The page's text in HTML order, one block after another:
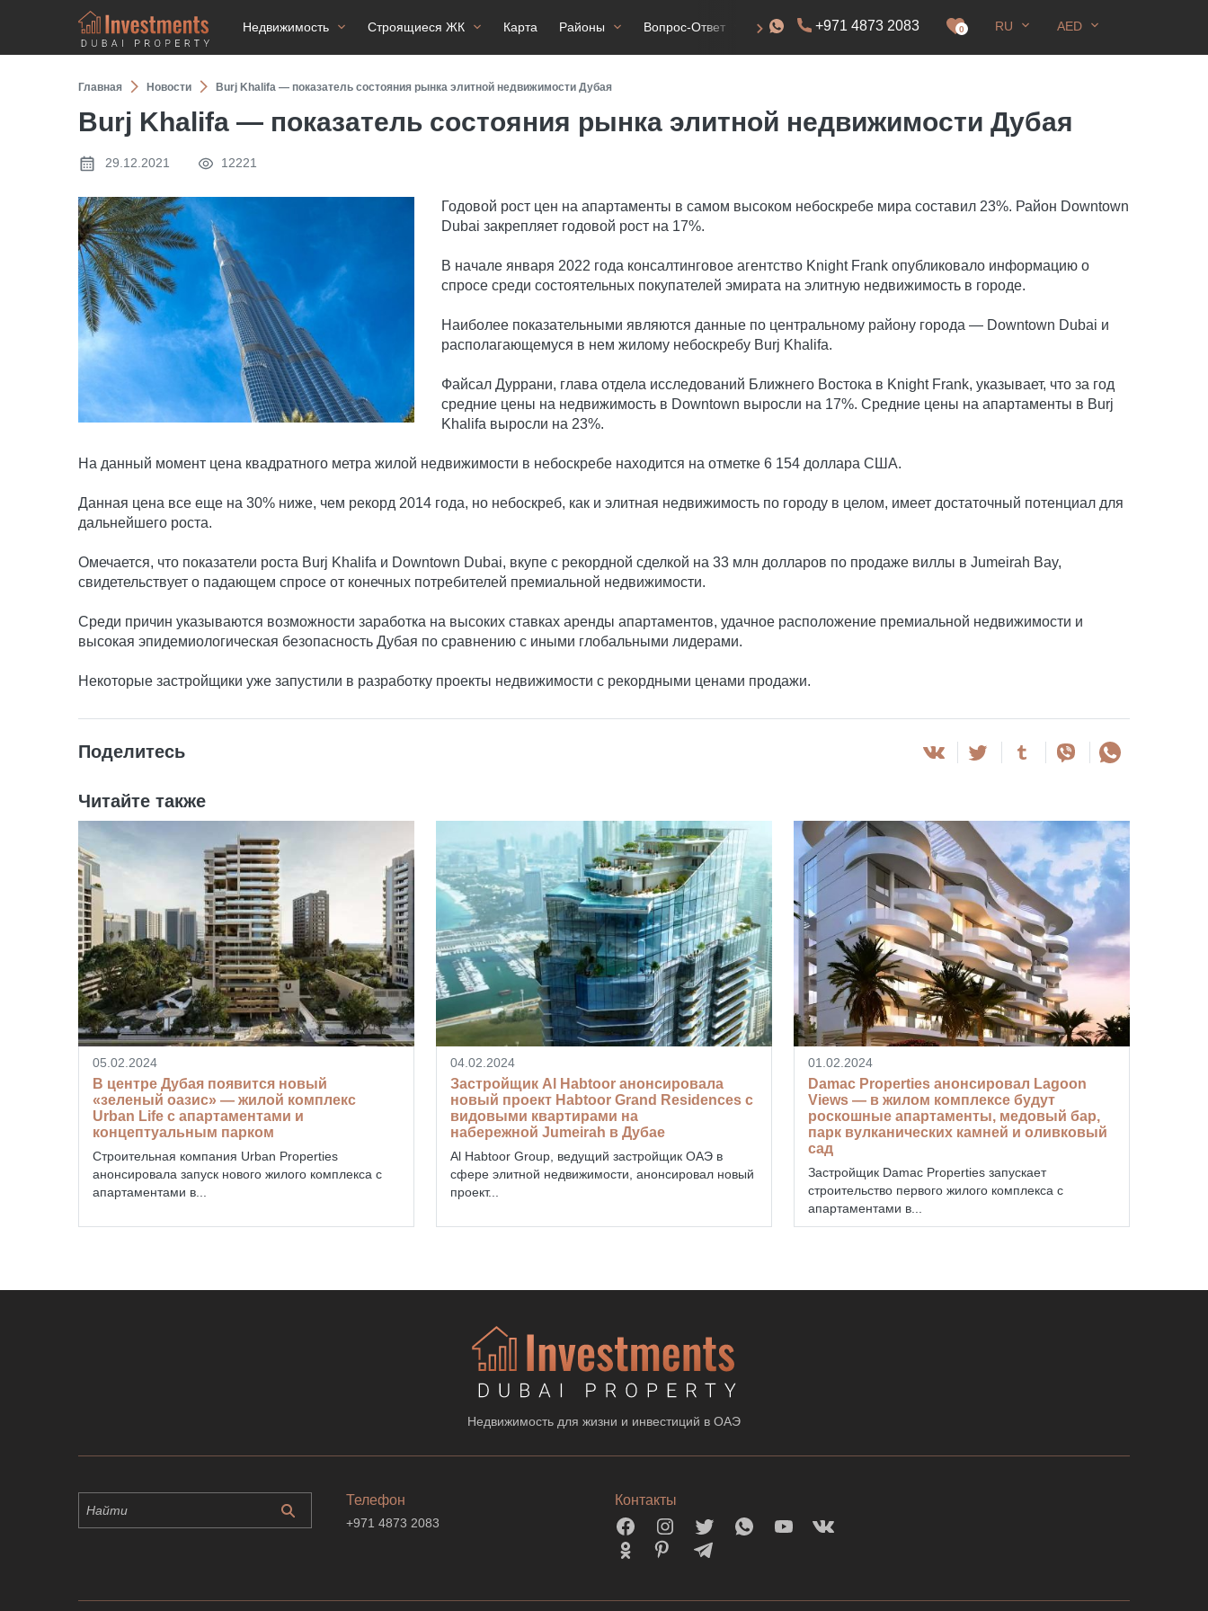
Недвижимость Строящиеся ЖК Карта Районы Вопрос-Ответ ВНЖ +971 4873 2083 0 RU AED
Главная Новости Burj Khalifa — показатель состояния рынка элитной недвижимости Дубая
Burj Khalifa — показатель состояния рынка элитной недвижимости Дубая
29.12.2021 12221
Годовой рост цен на апартаменты в самом высоком небоскребе мира составил 23%. Район Downtown
Dubai закрепляет годовой рост на 17%.
В начале января 2022 года консалтинговое агентство Knight Frank опубликовало информацию о
спросе среди состоятельных покупателей эмирата на элитную недвижимость в городе.
Наиболее показательными являются данные по центральному району города — Downtown Dubai и
располагающемуся в нем жилому небоскребу Burj Khalifa.
Файсал Дуррани, глава отдела исследований Ближнего Востока в Knight Frank, указывает, что за год
средние цены на недвижимость в Downtown выросли на 17%. Средние цены на апартаменты в Burj
Khalifa выросли на 23%.
На данный момент цена квадратного метра жилой недвижимости в небоскребе находится на отметке 6 154 доллара США.
Данная цена все еще на 30% ниже, чем рекорд 2014 года, но небоскреб, как и элитная недвижимость по городу в целом, имеет достаточный потенциал для
дальнейшего роста.
Омечается, что показатели роста Burj Khalifa и Downtown Dubai, вкупе с рекордной сделкой на 33 млн долларов по продаже виллы в Jumeirah Bay,
свидетельствует о падающем спросе от конечных потребителей премиальной недвижимости.
Среди причин указываются возможности заработка на высоких ставках аренды апартаментов, удачное расположение премиальной недвижимости и
высокая эпидемиологическая безопасность Дубая по сравнению с иными глобальными лидерами.
Некоторые застройщики уже запустили в разработку проекты недвижимости с рекордными ценами продажи.
Поделитесь
Читайте также
05.02.2024
В центре Дубая появится новый
«зеленый оазис» — жилой комплекс
Urban Life с апартаментами и
концептуальным парком
Строительная компания Urban Properties
анонсировала запуск нового жилого комплекса с
апартаментами в...
04.02.2024
Застройщик Al Habtoor анонсировала
новый проект Habtoor Grand Residences с
видовыми квартирами на
набережной Jumeirah в Дубае
Al Habtoor Group, ведущий застройщик ОАЭ в
сфере элитной недвижимости, анонсировал новый
проект...
01.02.2024
Damac Properties анонсировал Lagoon
Views — в жилом комплексе будут
роскошные апартаменты, медовый бар,
парк вулканических камней и оливковый
сад
Застройщик Damac Properties запускает
строительство первого жилого комплекса с
апартаментами в...
Недвижимость для жизни и инвестиций в ОАЭ
Телефон
+971 4873 2083
Контакты